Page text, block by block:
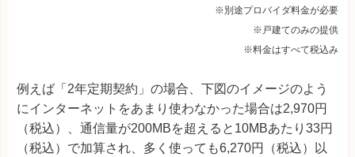
※別途プロバイダ料金が必要
※戸建てのみの提供
※料金はすべて税込み
例えば「2年定期契約」の場合、下図のイメージのよう
にインターネットをあまり使わなかった場合は2,970円
（税込）、通信量が200MBを超えると10MBあたり33円
（税込）で加算され、多く使っても6,270円（税込）以